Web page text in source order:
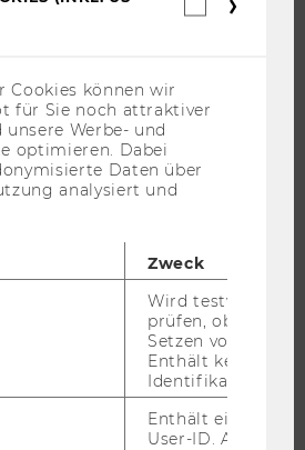
EXCHANGE STUDIERENDE
Cookies können wir
für Sie noch attraktiver
Werbe- und
optimieren. Dabei
Daten über
analysiert und
Zweck
Wird testweise
prüfen, ob der
Setzen von
Enthält keine
Enthält eine
User-ID. Anhand